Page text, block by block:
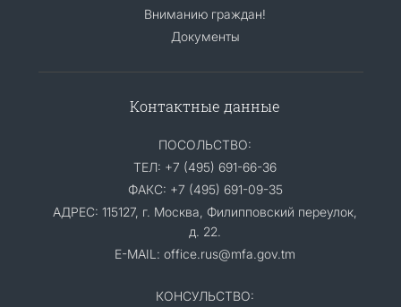
Вниманию граждан!
Документы
Контактные данные
ПОСОЛЬСТВО:
ТЕЛ: +7 (495) 691-66-36
ФАКС: +7 (495) 691-09-35
АДРЕС: 115127, г. Москва, Филипповский переулок,
д. 22.
E-MAIL: office.rus@mfa.gov.tm
КОНСУЛЬСТВО: